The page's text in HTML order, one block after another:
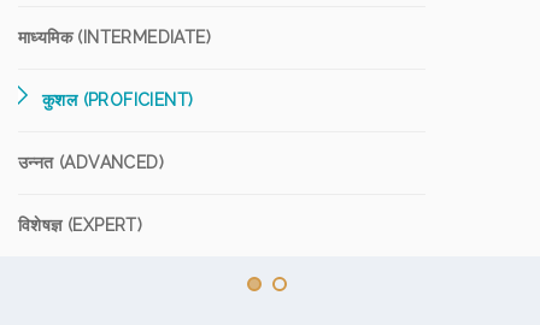
माध्यमिक (INTERMEDIATE)
कुशल (PROFICIENT)
उन्नत (ADVANCED)
विशेषज्ञ (EXPERT)